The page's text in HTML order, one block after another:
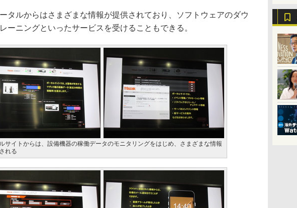
タルからはさまざまな情報が提供されており、ソフトウェアのダウ
ーニングといったサービスを受けることもできる。
サイトからは、設備機器の稼働データのモニタリングをはじめ、さまざまな情報
れる